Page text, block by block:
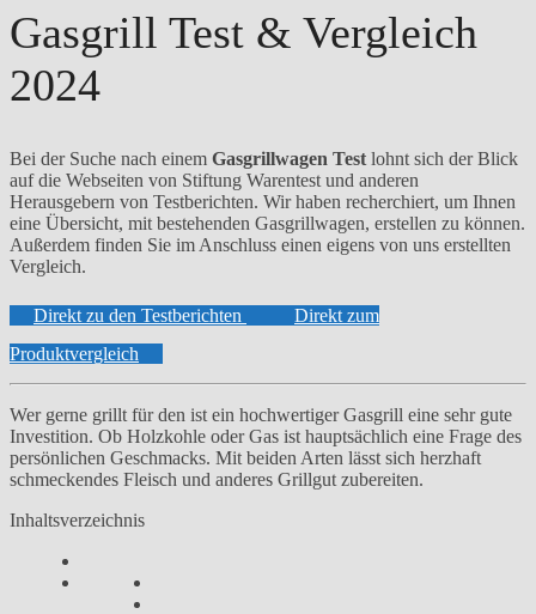
Gasgrill Test & Vergleich
2024
Bei der Suche nach einem Gasgrillwagen Test lohnt sich der Blick
auf die Webseiten von Stiftung Warentest und anderen
Herausgebern von Testberichten. Wir haben recherchiert, um Ihnen
eine Übersicht, mit bestehenden Gasgrillwagen, erstellen zu können.
Außerdem finden Sie im Anschluss einen eigens von uns erstellten
Vergleich.
Direkt zu den Testberichten
Direkt zum
Produktvergleich
Wer gerne grillt für den ist ein hochwertiger Gasgrill eine sehr gute
Investition. Ob Holzkohle oder Gas ist hauptsächlich eine Frage des
persönlichen Geschmacks. Mit beiden Arten lässt sich herzhaft
schmeckendes Fleisch und anderes Grillgut zubereiten.
Inhaltsverzeichnis